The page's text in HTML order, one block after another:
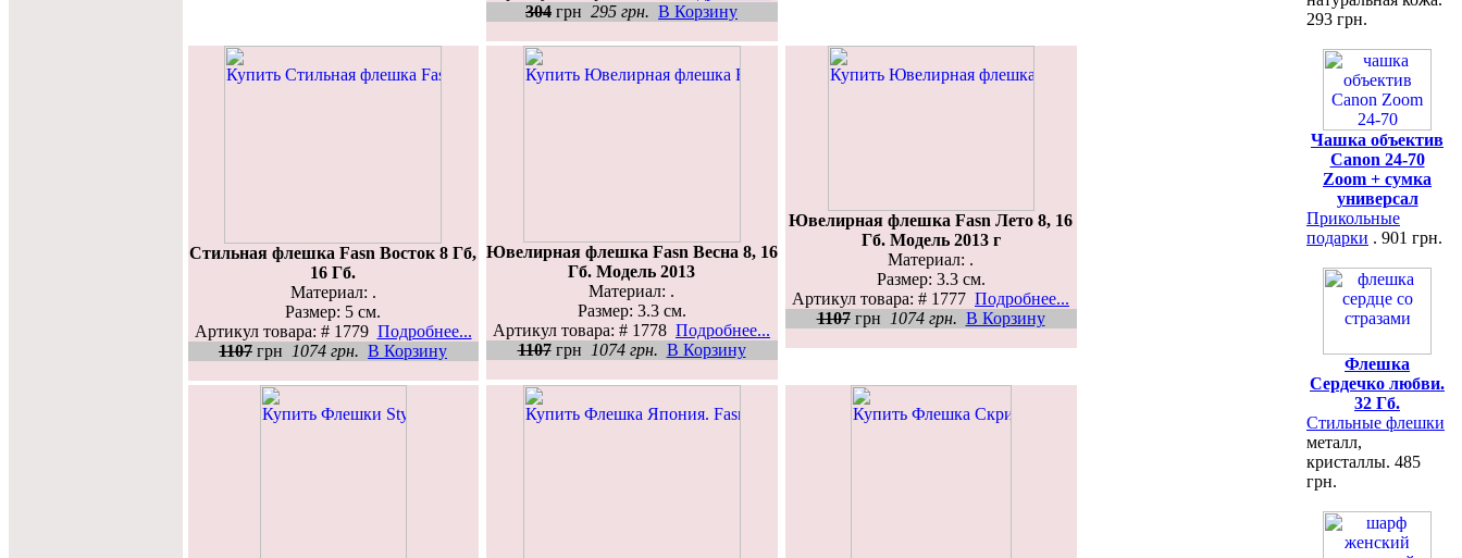
304 грн 295 грн. В Корзину
Стильная флешка Fasn Восток 8 Гб,
16 Гб.
Материал: .
Размер: 5 см.
Артикул товара: # 1779 Подробнее...
1107 грн 1074 грн. В Корзину
Ювелирная флешка Fasn Весна 8, 16
Гб. Модель 2013
Материал: .
Размер: 3.3 см.
Артикул товара: # 1778 Подробнее...
1107грн 1074 грн. В Корзину
Ювелирная флешка Fasn Лето 8, 16
Гб. Модель 2013 г
Материал: .
Размер: 3.3 см.
Артикул товара: # 1777 Подробнее...
1107грн 1074 грн. В Корзину
293 грн.
Чашка объектив
Canon 24-70
Zoom + сумка
универсал
Прикольные
подарки . 901 грн.
Флешка
Сердечко любви.
32 Гб.
Стильные флешки
металл,
кристаллы. 485
грн.